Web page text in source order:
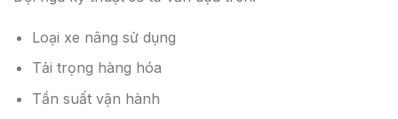
Loại xe nâng sử dụng
Tải trọng hàng hóa
Tần suất vận hành